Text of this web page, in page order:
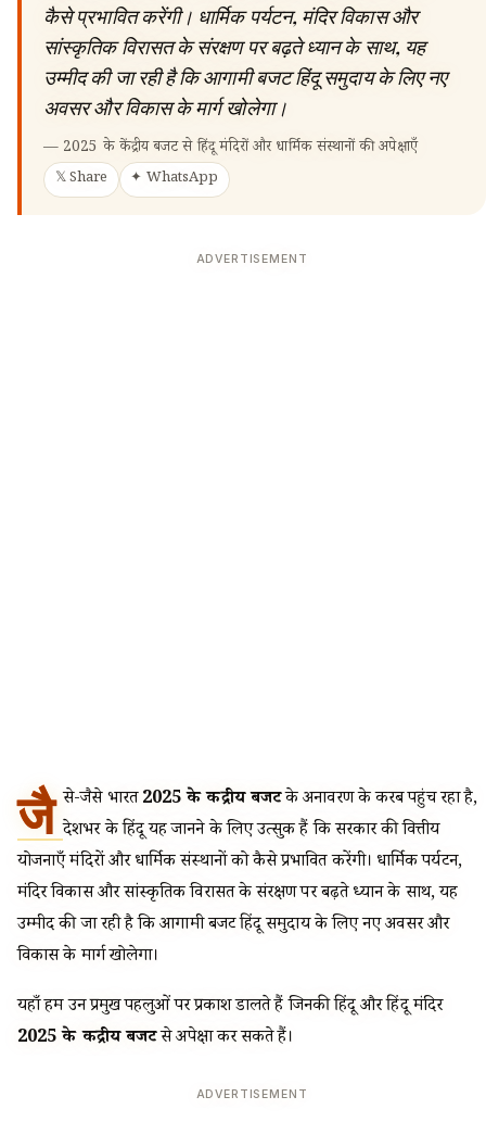
कैसे प्रभावित करेंगी। धार्मिक पर्यटन, मंदिर विकास और
सांस्कृतिक विरासत के संरक्षण पर बढ़ते ध्यान के साथ, यह
उम्मीद की जा रही है कि आगामी बजट हिंदू समुदाय के लिए नए
अवसर और विकास के मार्ग खोलेगा।
— 2025 के केंद्रीय बजट से हिंदू मंदिरों और धार्मिक संस्थानों की अपेक्षाएँ
𝕏 Share ✦ WhatsApp
ADVERTISEMENT
जै से-जैसे भारत2025 के केंद्रीय बजटके अनावरण के करीब पहुंच रहा है,
देशभर के हिंदू यह जानने के लिए उत्सुक हैं कि सरकार की वित्तीय
योजनाएँ मंदिरों और धार्मिक संस्थानों को कैसे प्रभावित करेंगी। धार्मिक पर्यटन,
मंदिर विकास और सांस्कृतिक विरासत के संरक्षण पर बढ़ते ध्यान के साथ, यह
उम्मीद की जा रही है कि आगामी बजट हिंदू समुदाय के लिए नए अवसर और
विकास के मार्ग खोलेगा।
यहाँ हम उन प्रमुख पहलुओं पर प्रकाश डालते हैं जिनकी हिंदू और हिंदू मंदिर
2025 के केंद्रीय बजटसे अपेक्षा कर सकते हैं।
ADVERTISEMENT